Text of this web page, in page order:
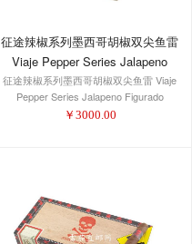
征途辣椒系列墨西哥胡椒双尖鱼雷
Viaje Pepper Series Jalapeno
Figurado
征途辣椒系列墨西哥胡椒双尖鱼雷 Viaje
Pepper Series Jalapeno Figurado
￥ 3000.00